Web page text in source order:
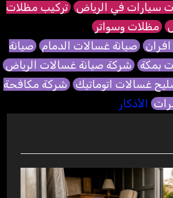
سيارات في الرياض تركيب مظلات
مظلات وسواتر
صيانة غسالات الدمام صيانة
بمكة شركة صيانة غسالات الرياض
غسالات اتوماتيك شركة مكافحة
الأذكار